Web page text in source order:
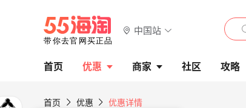
中国站
首页 优惠 商家 社区 攻略
首页 优惠 优惠详情